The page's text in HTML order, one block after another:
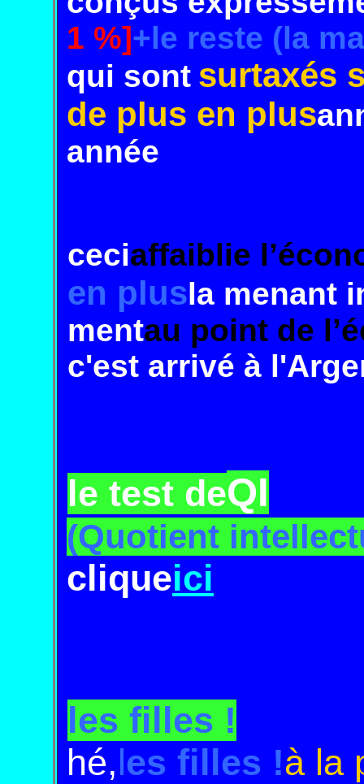
1 %]+le reste (la
qui sont surtaxés
de plus en plus
année
ceciaffaiblie
en plusla menant
mentau point de
c'est arrivé à
le test deQI
(Quotient
cliqueici
les filles !
hé,les filles !à la